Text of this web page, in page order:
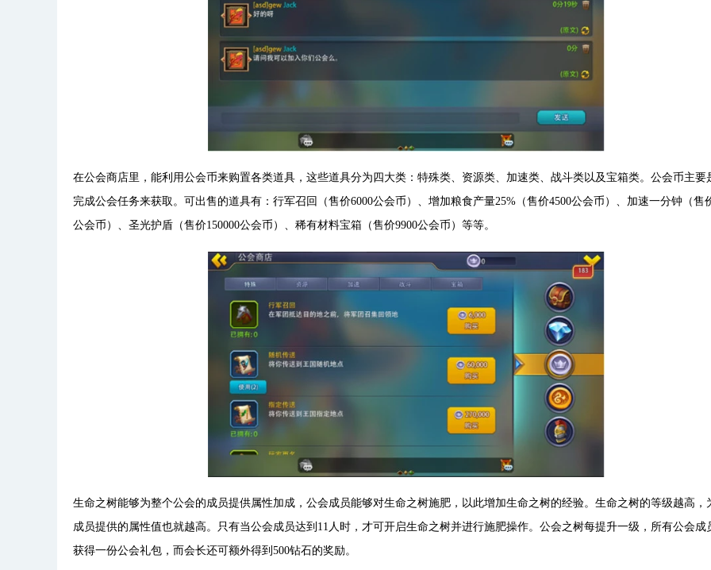
在公会商店里，能利用公会币来购置各类道具，这些道具分为四大类：特殊类、资源类、加速类、战斗类以及宝箱类。公会币主要
完成公会任务来获取。可出售的道具有：行军召回（售价6000公会币）、增加粮食产量25%（售价4500公会币）、加速一分钟（售
公会币）、圣光护盾（售价150000公会币）、稀有材料宝箱（售价9900公会币）等等。
生命之树能够为整个公会的成员提供属性加成，公会成员能够对生命之树施肥，以此增加生命之树的经验。生命之树的等级越高，
成员提供的属性值也就越高。只有当公会成员达到11人时，才可开启生命之树并进行施肥操作。公会之树每提升一级，所有公会成
获得一份公会礼包，而会长还可额外得到500钻石的奖励。